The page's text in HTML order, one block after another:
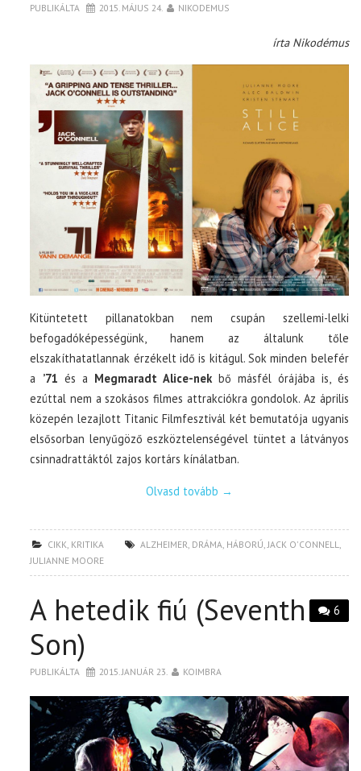
PUBLIKÁLTA 2015. MÁJUS 24. NIKODEMUS
írta Nikodémus
Kitüntetett pillanatokban nem csupán szellemi-lelki
befogadóképességünk, hanem az általunk tőle
elszakíthatatlannak érzékelt idő is kitágul. Sok minden belefér
a ’71 és a Megmaradt Alice-nek bő másfél órájába is, és
ezúttal nem a szokásos filmes attrakciókra gondolok. Az április
közepén lezajlott Titanic Filmfesztivál két bemutatója ugyanis
elsősorban lenyűgöző eszköztelenségével tüntet a látványos
csinnadrattáktól zajos kortárs kínálatban.
Olvasd tovább →
CIKK, KRITIKA ALZHEIMER, DRÁMA, HÁBORÚ,JACK O'CONNELL,
JULIANNE MOORE
6
A hetedik fiú (Seventh
Son)
PUBLIKÁLTA 2015. JANUÁR 23. KOIMBRA